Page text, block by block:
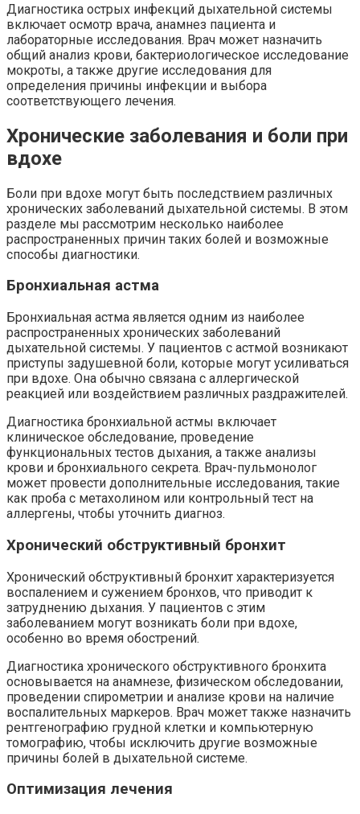
Диагностика острых инфекций дыхательной системы
включает осмотр врача, анамнез пациента и
лабораторные исследования. Врач может назначить
общий анализ крови, бактериологическое исследование
мокроты, а также другие исследования для
определения причины инфекции и выбора
соответствующего лечения.
Хронические заболевания и боли при
вдохе
Боли при вдохе могут быть последствием различных
хронических заболеваний дыхательной системы. В этом
разделе мы рассмотрим несколько наиболее
распространенных причин таких болей и возможные
способы диагностики.
Бронхиальная астма
Бронхиальная астма является одним из наиболее
распространенных хронических заболеваний
дыхательной системы. У пациентов с астмой возникают
приступы задушевной боли, которые могут усиливаться
при вдохе. Она обычно связана с аллергической
реакцией или воздействием различных раздражителей.
Диагностика бронхиальной астмы включает
клиническое обследование, проведение
функциональных тестов дыхания, а также анализы
крови и бронхиального секрета. Врач-пульмонолог
может провести дополнительные исследования, такие
как проба с метахолином или контрольный тест на
аллергены, чтобы уточнить диагноз.
Хронический обструктивный бронхит
Хронический обструктивный бронхит характеризуется
воспалением и сужением бронхов, что приводит к
затруднению дыхания. У пациентов с этим
заболеванием могут возникать боли при вдохе,
особенно во время обострений.
Диагностика хронического обструктивного бронхита
основывается на анамнезе, физическом обследовании,
проведении спирометрии и анализе крови на наличие
воспалительных маркеров. Врач может также назначить
рентгенографию грудной клетки и компьютерную
томографию, чтобы исключить другие возможные
причины болей в дыхательной системе.
Оптимизация лечения